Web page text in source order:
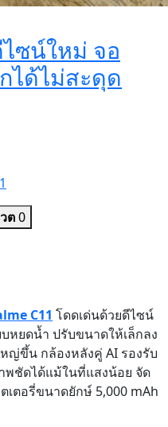
ซน์ใหม่ จอ
ได้ไม่สะดุด
ต0
C11 โดดเด่นด้วยดีไซน์
หยดน้ำ ปรับขนาดให้เล็กลง
ญ่ขึ้น กล้องหลังคู่ AI รองรับ
พชัดได้แม้ในที่แสงน้อย จัด
ตอรี่ขนาดยักษ์ 5,000 mAh